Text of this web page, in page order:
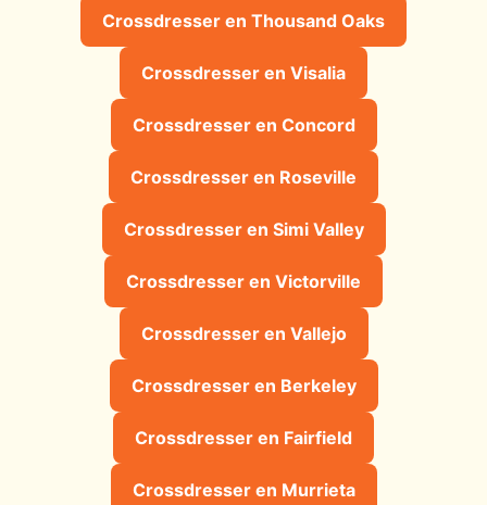
Crossdresser en Thousand Oaks
Crossdresser en Visalia
Crossdresser en Concord
Crossdresser en Roseville
Crossdresser en Simi Valley
Crossdresser en Victorville
Crossdresser en Vallejo
Crossdresser en Berkeley
Crossdresser en Fairfield
Crossdresser en Murrieta